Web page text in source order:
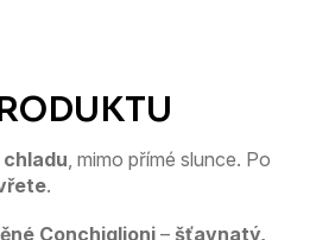
, mimo přímé slunce. Po
.
Conchiglioni – šťavnatý,